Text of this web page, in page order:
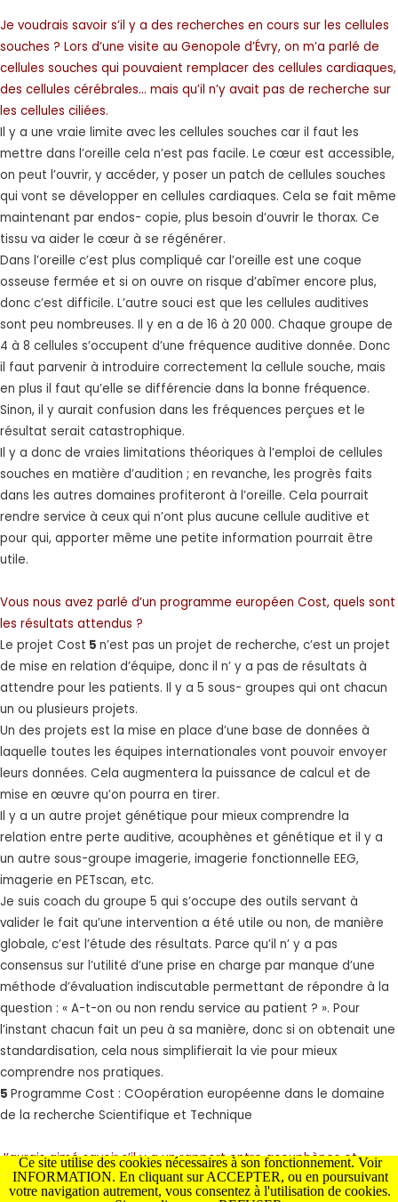
Je voudrais savoir s’il y a des recherches en cours sur les cellules
souches ? Lors d’une visite au Genopole d’Évry, on m’a parlé de
cellules souches qui pouvaient remplacer des cellules cardiaques,
des cellules cérébrales... mais qu’il n’y avait pas de recherche sur
les cellules ciliées.
Il y a une vraie limite avec les cellules souches car il faut les
mettre dans l’oreille cela n’est pas facile. Le cœur est accessible,
on peut l’ouvrir, y accéder, y poser un patch de cellules souches
qui vont se développer en cellules cardiaques. Cela se fait même
maintenant par endos- copie, plus besoin d’ouvrir le thorax. Ce
tissu va aider le cœur à se régénérer.
Dans l’oreille c’est plus compliqué car l’oreille est une coque
osseuse fermée et si on ouvre on risque d’abîmer encore plus,
donc c’est difficile. L’autre souci est que les cellules auditives
sont peu nombreuses. Il y en a de 16 à 20 000. Chaque groupe de
4 à 8 cellules s’occupent d’une fréquence auditive donnée. Donc
il faut parvenir à introduire correctement la cellule souche, mais
en plus il faut qu’elle se différencie dans la bonne fréquence.
Sinon, il y aurait confusion dans les fréquences perçues et le
résultat serait catastrophique.
Il y a donc de vraies limitations théoriques à l’emploi de cellules
souches en matière d’audition ; en revanche, les progrès faits
dans les autres domaines profiteront à l’oreille. Cela pourrait
rendre service à ceux qui n’ont plus aucune cellule auditive et
pour qui, apporter même une petite information pourrait être
utile.
Vous nous avez parlé d’un programme européen Cost, quels sont
les résultats attendus ?
Le projet Cost 5 n’est pas un projet de recherche, c’est un projet
de mise en relation d’équipe, donc il n’ y a pas de résultats à
attendre pour les patients. Il y a 5 sous- groupes qui ont chacun
un ou plusieurs projets.
Un des projets est la mise en place d’une base de données à
laquelle toutes les équipes internationales vont pouvoir envoyer
leurs données. Cela augmentera la puissance de calcul et de
mise en œuvre qu’on pourra en tirer.
Il y a un autre projet génétique pour mieux comprendre la
relation entre perte auditive, acouphènes et génétique et il y a
un autre sous-groupe imagerie, imagerie fonctionnelle EEG,
imagerie en PETscan, etc.
Je suis coach du groupe 5 qui s’occupe des outils servant à
valider le fait qu’une intervention a été utile ou non, de manière
globale, c’est l’étude des résultats. Parce qu’il n’ y a pas
consensus sur l’utilité d’une prise en charge par manque d’une
méthode d’évaluation indiscutable permettant de répondre à la
question : « A-t-on ou non rendu service au patient ? ». Pour
l’instant chacun fait un peu à sa manière, donc si on obtenait une
standardisation, cela nous simplifierait la vie pour mieux
comprendre nos pratiques.
5 Programme Cost : COopération européenne dans le domaine
de la recherche Scientifique et Technique
J’aurais aimé savoir s’il y a un rapport entre acouphènes et
régime alimentaire, acouphènes et activités physiques et
Ce site utilise des cookies nécessaires à son fonctionnement. Voir
INFORMATION. En cliquant sur ACCEPTER, ou en poursuivant
votre navigation autrement, vous consentez à l'utilisation de cookies.